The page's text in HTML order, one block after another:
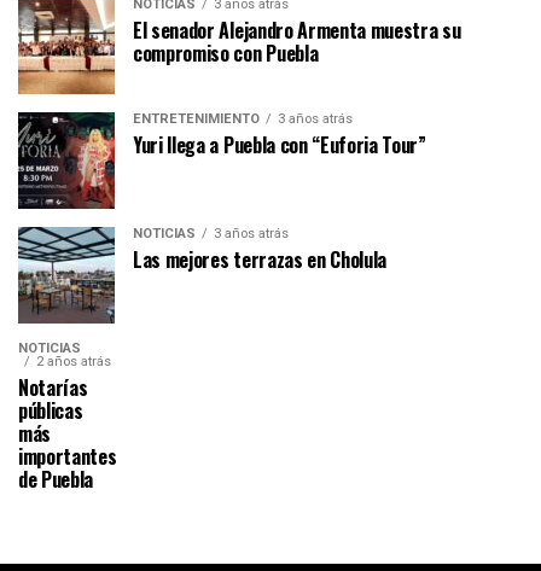
NOTICIAS 3 años atrás
El senador Alejandro Armenta muestra su
compromiso con Puebla
ENTRETENIMIENTO 3 años atrás
Yuri llega a Puebla con “Euforia Tour”
NOTICIAS 3 años atrás
Las mejores terrazas en Cholula
NOTICIAS
2 años atrás
Notarías
públicas
más
importantes
de Puebla